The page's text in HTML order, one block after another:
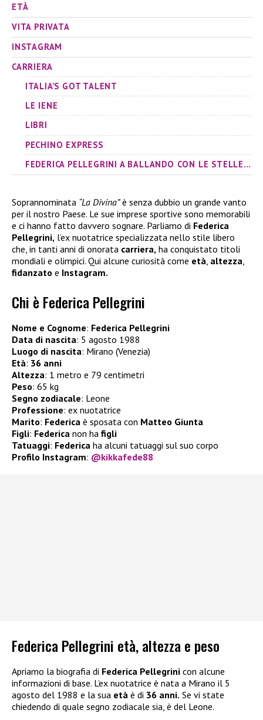
ETÀ
VITA PRIVATA
INSTAGRAM
CARRIERA
ITALIA’S GOT TALENT
LE IENE
LIBRI
PECHINO EXPRESS
FEDERICA PELLEGRINI A BALLANDO CON LE STELLE 2024
Soprannominata “La Divina”è senza dubbio un grande vanto
per il nostro Paese. Le sue imprese sportive sono memorabili
e ci hanno fatto davvero sognare. Parliamo di Federica
Pellegrini, l’ex nuotatrice specializzata nello stile libero
che, in tanti anni di onorata carriera, ha conquistato titoli
mondiali e olimpici. Qui alcune curiosità come età altezza
fidanzato e Instagram.
Chi è Federica Pellegrini
Nome e Cognome: Federica Pellegrini
Data di nascita: 5 agosto 1988
Luogo di nascita: Mirano (Venezia)
Età: 36 anni
Altezza: 1 metro e 79 centimetri
Peso: 65 kg
Segno zodiacale: Leone
Professione: ex nuotatrice
Marito: Federica è sposata con Matteo Giunta
Figli: Federica non ha figli
Tatuaggi: Federica ha alcuni tatuaggi sul suo corpo
Profilo Instagram: @kikkafede88
Federica Pellegrini età, altezza e peso
Apriamo la biografia di Federica Pellegrini con alcune
informazioni di base. L’ex nuotatrice è nata a Mirano il 5
agosto del 1988 e la sua età è di 36 anni. Se vi state
chiedendo di quale segno zodiacale sia, è del Leone.